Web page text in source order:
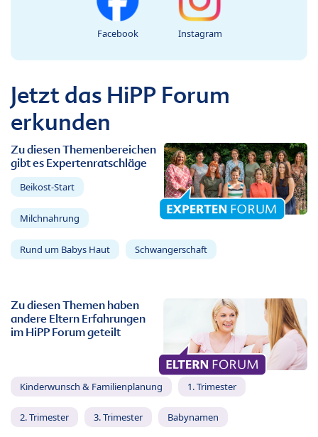
Facebook Instagram
Jetzt das HiPP Forum
erkunden
Zu diesen Themenbereichen
gibt es Expertenratschläge
Beikost-Start
Milchnahrung
Rund um Babys Haut Schwangerschaft
Zu diesen Themen haben
andere Eltern Erfahrungen
im HiPP Forum geteilt
Kinderwunsch & Familienplanung 1. Trimester
2. Trimester 3. Trimester Babynamen